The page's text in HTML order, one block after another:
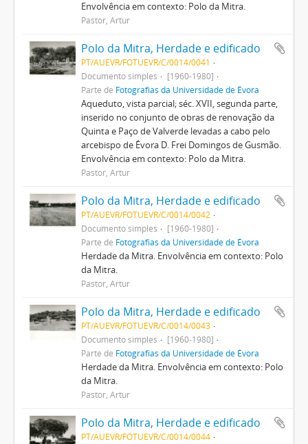
Envolvência em contexto: Polo da Mitra.
Pastor, Artur
Polo da Mitra, Herdade e edificado
PT/AUEVR/FOTUEVR/C/0014/0041
Documento simples
[1960-1980]
Parte de Fotografias da Universidade de Évora
Aqueduto, vista parcial; séc. XVII, segunda parte,
inserido no conjunto de obras de renovação da
Quinta e Paço de Valverde levadas a cabo pelo
arcebispo de Évora D. Frei Domingos de Gusmão.
Envolvência em contexto: Polo da Mitra.
Pastor, Artur
Polo da Mitra, Herdade e edificado
PT/AUEVR/FOTUEVR/C/0014/0042
Documento simples
[1960-1980]
Parte de Fotografias da Universidade de Évora
Herdade da Mitra. Envolvência em contexto: Polo
da Mitra.
Pastor, Artur
Polo da Mitra, Herdade e edificado
PT/AUEVR/FOTUEVR/C/0014/0043
Documento simples
[1960-1980]
Parte de Fotografias da Universidade de Évora
Herdade da Mitra. Envolvência em contexto: Polo
da Mitra.
Pastor, Artur
Polo da Mitra, Herdade e edificado
PT/AUEVR/FOTUEVR/C/0014/0044